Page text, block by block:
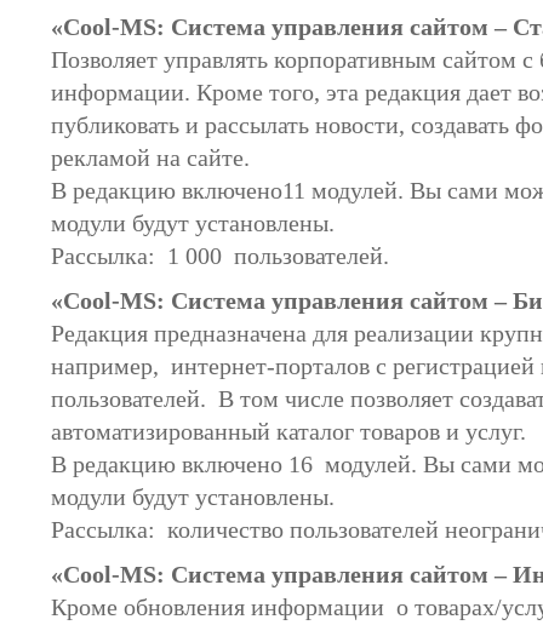
«Сool-MS: Система управления сайтом –
Позволяет управлять корпоративным сайтом
информации. Кроме того, эта редакция дает
публиковать и рассылать новости, создавать
рекламой на сайте.
В редакцию включено11 модулей. Вы сами
модули будут установлены.
Рассылка: 1 000 пользователей.
«Сool-MS: Система управления сайтом –
Редакция предназначена для реализации
например, интернет-порталов с регистрацией
пользователей. В том числе позволяет
автоматизированный каталог товаров и услуг.
В редакцию включено 16 модулей. Вы сами
модули будут установлены.
Рассылка: количество пользователей
«Сool-MS: Система управления сайтом –
Кроме обновления информации о товарах/